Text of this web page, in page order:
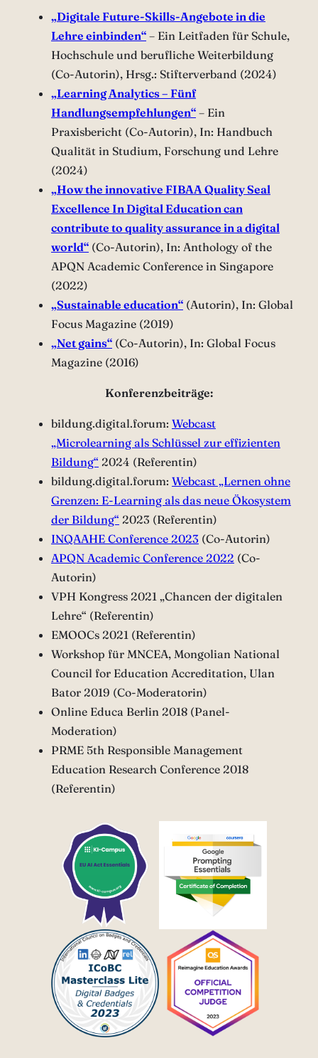
„Digitale Future-Skills-Angebote in die
Lehre einbinden“ – Ein Leitfaden für Schule,
Hochschule und berufliche Weiterbildung
(Co-Autorin), Hrsg.: Stifterverband (2024)
„Learning Analytics – Fünf
Handlungsempfehlungen“ – Ein
Praxisbericht (Co-Autorin), In: Handbuch
Qualität in Studium, Forschung und Lehre
(2024)
„How the innovative FIBAA Quality Seal
Excellence In Digital Education can
contribute to quality assurance in a digital
world“ (Co-Autorin), In: Anthology of the
APQN Academic Conference in Singapore
(2022)
„Sustainable education“ (Autorin), In: Global
Focus Magazine (2019)
„Net gains“ (Co-Autorin), In: Global Focus
Magazine (2016)
Konferenzbeiträge:
bildung.digital.forum: Webcast
„Microlearning als Schlüssel zur effizienten
Bildung“ 2024 (Referentin)
bildung.digital.forum: Webcast „Lernen ohne
Grenzen: E-Learning als das neue Ökosystem
der Bildung“ 2023 (Referentin)
INQAAHE Conference 2023 (Co-Autorin)
APQN Academic Conference 2022 (Co-
Autorin)
VPH Kongress 2021 „Chancen der digitalen
Lehre“ (Referentin)
EMOOCs 2021 (Referentin)
Workshop für MNCEA, Mongolian National
Council for Education Accreditation, Ulan
Bator 2019 (Co-Moderatorin)
Online Educa Berlin 2018 (Panel-
Moderation)
PRME 5th Responsible Management
Education Research Conference 2018
(Referentin)